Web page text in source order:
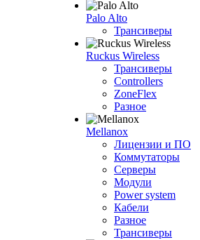
Palo Alto
Трансиверы
Ruckus Wireless
Трансиверы
Controllers
ZoneFlex
Разное
Mellanox
Лицензии и ПО
Коммутаторы
Серверы
Модули
Power system
Кабели
Разное
Трансиверы